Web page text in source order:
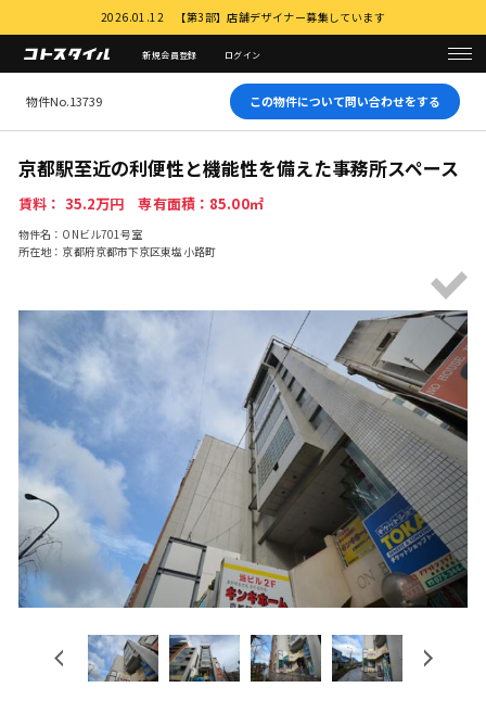
2026.01.12 【第3部】店舗デザイナー募集しています
新規会員登録 ログイン
物件No.13739 この物件について問い合わせをする
京都駅至近の利便性と機能性を備えた事務所スペース
賃料： 35.2万円 専有面積：85.00㎡
物件名：ONビル701号室
所在地：京都府京都市下京区東塩小路町
Previous